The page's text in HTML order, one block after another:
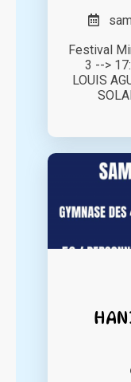
Festival
3 -->
LOUIS